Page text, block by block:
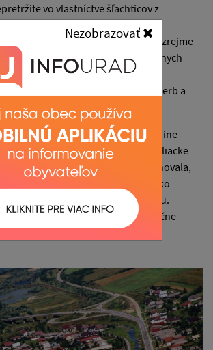
Nezobrazovať
vo vlastníctve šľachticov z
ako majetkov: súčasť
Dedina začiatkom 14. storočia zrejme
14. storočia z iniciatívy feudálnych
osadlíci so šoltýsom, dokladá to
Niekedy v tomto čase vzniká aj erb a
s dieťaťom.
nemeckého práva šoltýsi v dedine
16. storočia. V roku 1427 boli sedliacke
Neskôr sa časť sedliakov odsťahovala,
stali sa želiarmi V roku 1600 sídlisko
domov, mlyn, školu a faru.
je stredne veľkou dedinou s výlučne